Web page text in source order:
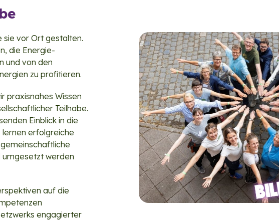
sie vor Ort gestalten.
die Energie­
und von den
zu profitieren.
praxisnahes Wissen
Teilhabe.
Einblick in die
erfolgreiche
umgesetzt werden
auf die
engagierter